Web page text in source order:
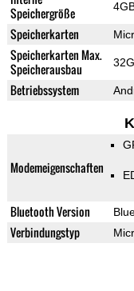
Speichergröße
Speicherkarten
Speicherkarten Max.
Speicherausbau
Betriebssystem
Modemeigenschaften
Bluetooth Version
Verbindungstyp